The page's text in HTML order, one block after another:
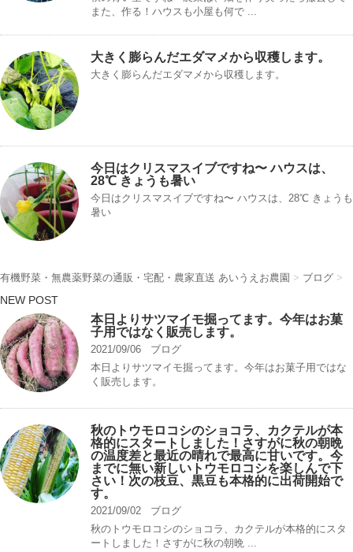
また、作る！ハウスも小屋も何で ...
大きく膨らんだエダマメから収穫します。
大きく膨らんだエダマメから収穫します。
今日はクリスマスイブですね〜 ハウスは、
28℃ きょうも暑い
今日はクリスマスイブですね〜 ハウスは、28℃ きょうも
暑い
有機野菜・無農薬野菜の通販・宅配・農家直送 あいうえお農園 > ブログ >
NEW POST
本日よりサツマイモ掘ってます。今年はお菓
子用ではなく販売します。
2021/09/06
ブログ
本日よりサツマイモ掘ってます。今年はお菓子用ではな
く販売します。
秋のトウモロコシのショコラ、カクテルが本
格的にスタートしました！さすがに秋の朝晩
の温度差と最近の晴れで最高に甘いです。今
までに無い新しいトウモロコシを楽しんで下
さい！次の枝豆、黒豆も本格的に出荷開始で
す。
2021/09/02
ブログ
秋のトウモロコシのショコラ、カクテルが本格的にスタ
ートしました！さすがに秋の朝晩 ...